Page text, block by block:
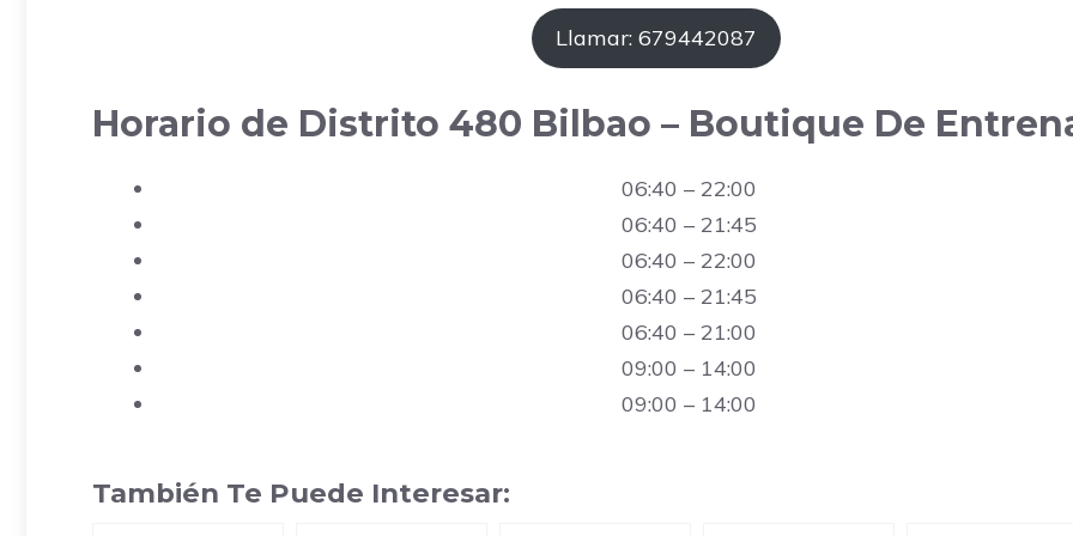
Llamar: 679442087
Horario de Distrito 480 Bilbao – Boutique De
06:40 – 22:00
06:40 – 21:45
06:40 – 22:00
06:40 – 21:45
06:40 – 21:00
09:00 – 14:00
09:00 – 14:00
También Te Puede Interesar: